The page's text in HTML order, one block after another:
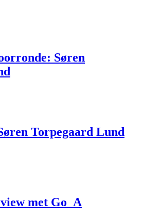
Søren
Torpegaard Lund
met Go_A